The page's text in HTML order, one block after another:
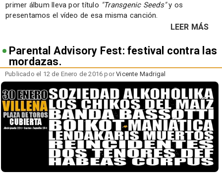
primer álbum lleva por título "Transgenic Seeds"y os
presentamos el vídeo de esa misma canción.
LEER MÁS
Parental Advisory Fest: festival contra las
mordazas.
Publicado el 12 de Enero de 2016 porVicente Madrigal